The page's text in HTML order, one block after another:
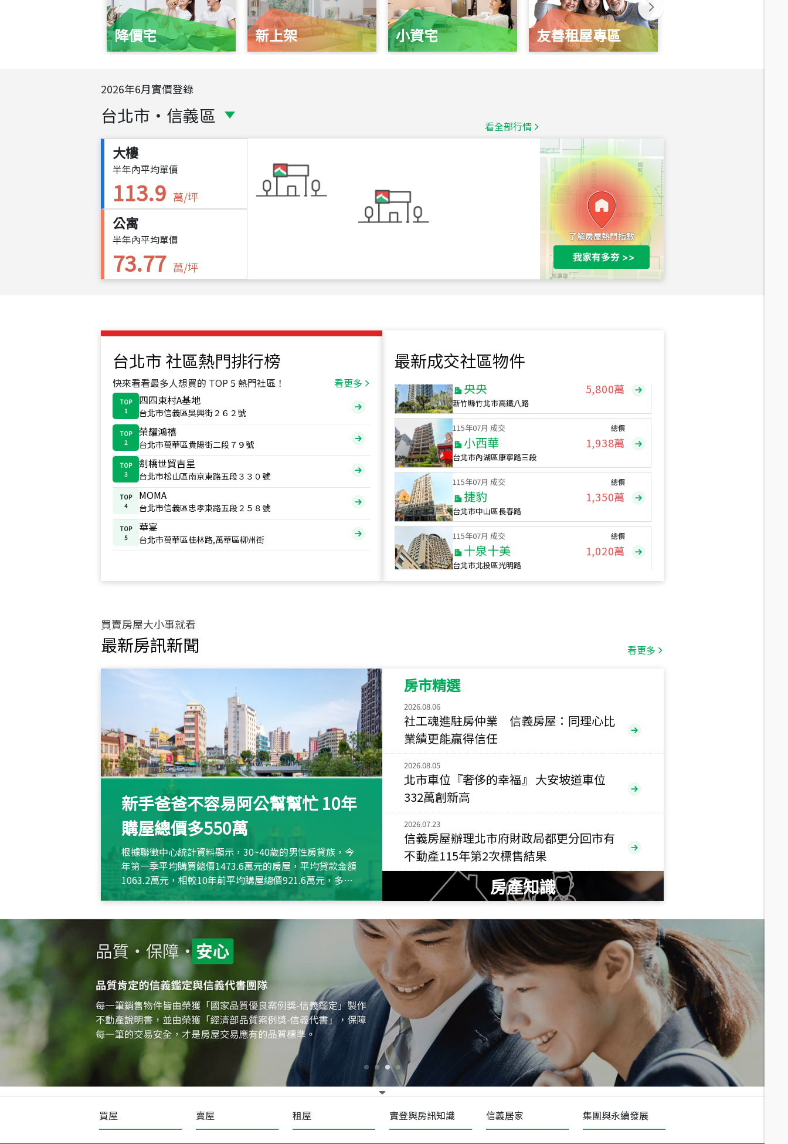
降價宅 新上架 小資宅 友善租屋專區
2026年6月實價登錄
台北市 ・ 信義區 看全部行情
大樓
半年內平均單價
113.9 萬/坪
公寓
半年內平均單價
73.77 萬/坪
台北市 社區熱門排行榜
快來看看最多人想買的 TOP 5 熱門社區！ 看更多
TOP
1
四四東村A基地
台北市信義區吳興街２６２號
TOP
2
榮耀鴻禧
台北市萬華區貴陽街二段７９號
TOP
3
劍橋世貿吉星
台北市松山區南京東路五段３３０號
TOP
4
MOMA
台北市信義區忠孝東路五段２５８號
TOP
5
華宴
台北市萬華區桂林路,萬華區柳州街
最新成交社區物件
台北市中山區長春路
總價
1,020萬
總價
490萬
新竹市新竹市慈祥路
總價
1,808萬
115年07月 成交
新竹縣竹北市高鐵八路
115年07月 成交
小西華
台北市內湖區康寧路三段
總價
1,938萬
115年07月 成交
捷豹
台北市中山區長春路
總價
1,350萬
115年07月 成交
十泉十美
台北市北投區光明路
總價
1,020萬
115
新北市永和區環河西路二段
115年07月 成交
央央 5,800萬
115年
小西華
115 年07 月 成交
捷豹
台北市中山區長春路
總價
115年07月 成交
十泉十美
台北市北投區光明路
總價
1,020萬
年 07 月 成交
四維天廈
新竹市新竹市四維路
總價
490萬
115 月 成交
菁英典藏
新竹市新竹市慈祥路
1,808
買賣房屋大小事就看
最新房訊新聞 看更多
新手爸爸不容易阿公幫幫忙 10年
購屋總價多550萬
根據聯徵中心統計資料顯示，30~40歲的男性房貸族，今
年第一季平均購買總價1473.6萬元的房屋，平均貸款金額
1063.2萬元，相較10年前平均購屋總價921.6萬元，多出
約550萬元，且貸款金額也多
房市精選
2026.08.06
社工魂進駐房仲業 信義房屋：同理心比
業績更能贏得信任
2026.08.05
北市車位『奢侈的幸福』 大安坡道車位
332萬創新高
2026.07.23
信義房屋辦理北市府財政局都更分回市有
不動產115年第2次標售結果
房產知識
買屋 賣屋 租屋 實登與房訊知識 信義居家 集團與永續發展